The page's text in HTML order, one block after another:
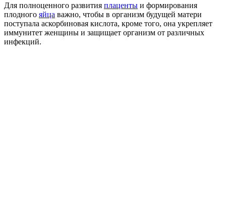
Для полноценного развития плаценты и формирования
плодного яйца важно, чтобы в организм будущей матери
поступала аскорбиновая кислота, кроме того, она укрепляет
иммунитет женщины и защищает организм от различных
инфекций.